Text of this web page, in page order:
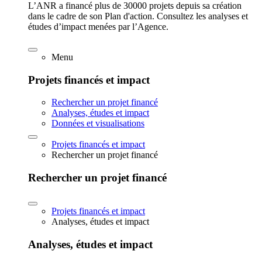
L’ANR a financé plus de 30000 projets depuis sa création
dans le cadre de son Plan d'action. Consultez les analyses et
études d’impact menées par l’Agence.
Menu
Projets financés et impact
Rechercher un projet financé
Analyses, études et impact
Données et visualisations
Projets financés et impact
Rechercher un projet financé
Rechercher un projet financé
Projets financés et impact
Analyses, études et impact
Analyses, études et impact